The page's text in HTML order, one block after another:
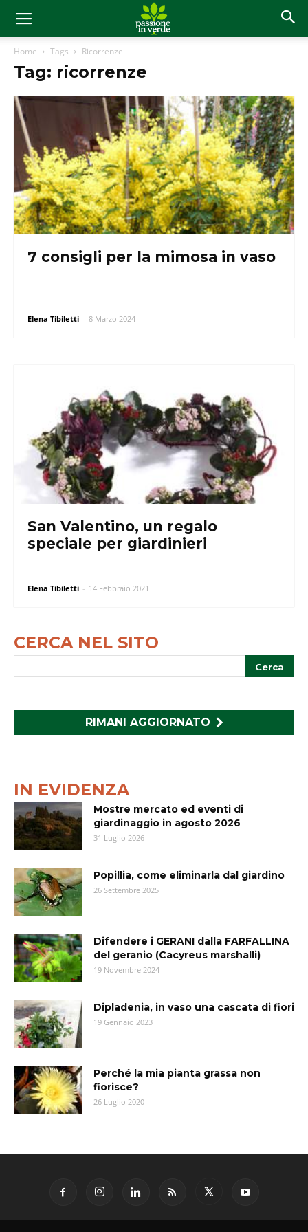
Home Tags Ricorrenze
Tag: ricorrenze
7 consigli per la mimosa in vaso
Elena Tibiletti - 8 Marzo 2024
San Valentino, un regalo
speciale per giardinieri
Elena Tibiletti - 14 Febbraio 2021
CERCA NEL SITO
RIMANI AGGIORNATO
IN EVIDENZA
Mostre mercato ed eventi di
giardinaggio in agosto 2026
31 Luglio 2026
Popillia, come eliminarla dal giardino
26 Settembre 2025
Difendere i GERANI dalla FARFALLINA
del geranio (Cacyreus marshalli)
19 Novembre 2024
Dipladenia, in vaso una cascata di fiori
19 Gennaio 2023
Perché la mia pianta grassa non
fiorisce?
26 Luglio 2020